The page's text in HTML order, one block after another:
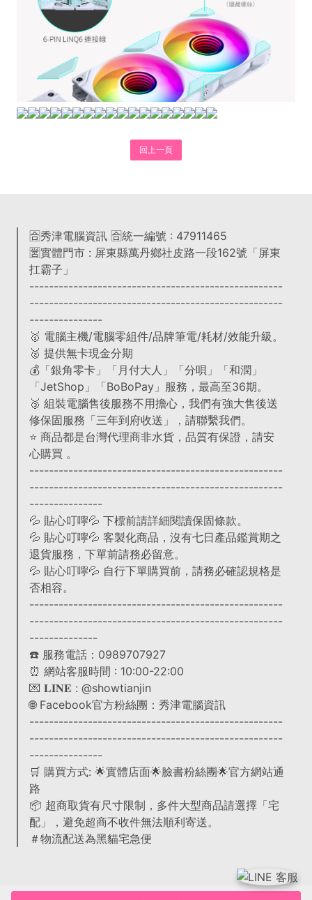
回上一頁
🈴秀津電腦資訊 🈴統一編號 : 47911465
🈺實體門市 : 屏東縣萬丹鄉社皮路一段162號「屏東
扛霸子」
----------------------------------------------------
----------------------------------------------------
---------------
🥇 電腦主機/電腦零組件/品牌筆電/耗材/效能升級。
🥈 提供無卡現金分期
💰「銀角零卡」「月付大人」「分唄」「和潤」
「JetShop」「BoBoPay」服務，最高至36期。
🥉 組裝電腦售後服務不用擔心，我們有強大售後送
修保固服務「三年到府收送」，請聯繫我們。
⭐️ 商品都是台灣代理商非水貨，品質有保證，請安
心購買 。
----------------------------------------------------
----------------------------------------------------
---------------
💦 貼心叮嚀💦 下標前請詳細閱讀保固條款。
💦 貼心叮嚀💦 客製化商品，沒有七日產品鑑賞期之
退貨服務，下單前請務必留意。
💦 貼心叮嚀💦 自行下單購買前，請務必確認規格是
否相容。
----------------------------------------------------
----------------------------------------------------
--------------
☎️ 服務電話：0989707927
⏰ 網站客服時間 : 10:00-22:00
💌 𝐋𝐈𝐍𝐄 : @showtianjin
🌐 Facebook官方粉絲團：秀津電腦資訊
----------------------------------------------------
----------------------------------------------------
---------------
🛒 購買方式: 🌟實體店面🌟臉書粉絲團🌟官方網站通
路
📦 超商取貨有尺寸限制，多件大型商品請選擇「宅
配」，避免超商不收件無法順利寄送。
＃物流配送為黑貓宅急便